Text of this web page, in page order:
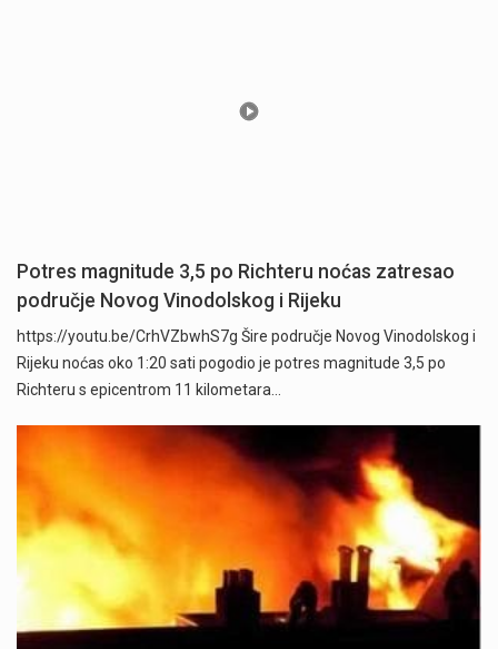
Potres magnitude 3,5 po Richteru noćas zatresao
područje Novog Vinodolskog i Rijeku
https://youtu.be/CrhVZbwhS7g Šire područje Novog Vinodolskog i
Rijeku noćas oko 1:20 sati pogodio je potres magnitude 3,5 po
Richteru s epicentrom 11 kilometara…